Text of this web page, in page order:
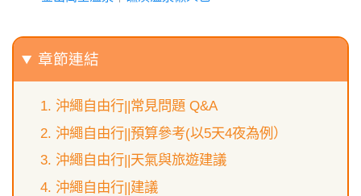
章節連結
沖繩自由行||常見問題 Q&A
沖繩自由行||預算參考(以5天4夜為例）
沖繩自由行||天氣與旅遊建議
沖繩自由行||建議